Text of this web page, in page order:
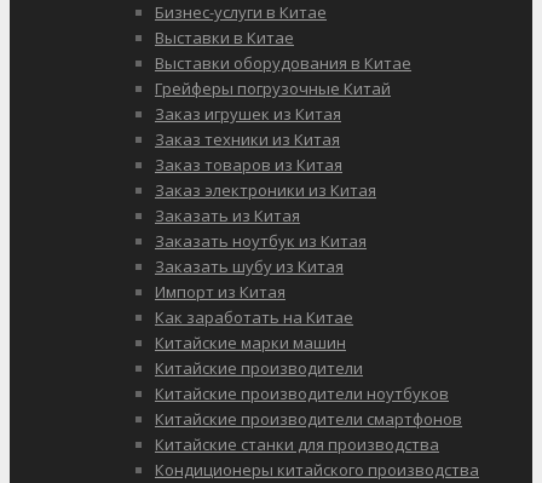
Бизнес-услуги в Китае
Выставки в Китае
Выставки оборудования в Китае
Грейферы погрузочные Китай
Заказ игрушек из Китая
Заказ техники из Китая
Заказ товаров из Китая
Заказ электроники из Китая
Заказать из Китая
Заказать ноутбук из Китая
Заказать шубу из Китая
Импорт из Китая
Как заработать на Китае
Китайские марки машин
Китайские производители
Китайские производители ноутбуков
Китайские производители смартфонов
Китайские станки для производства
Кондиционеры китайского производства